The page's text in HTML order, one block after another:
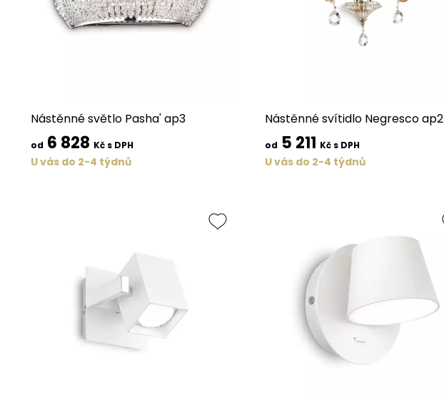
Nástěnné světlo Pasha' ap3
od 6 828 Kč s DPH
U vás do 2-4 týdnů
Nástěnné svítidlo Negresco ap2
od 5 211 Kč s DPH
U vás do 2-4 týdnů